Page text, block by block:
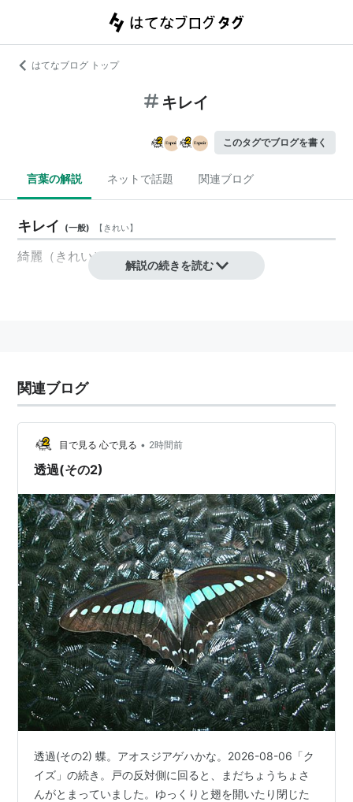
はてなブログ トップ
キレイ
このタグでブログを書く
言葉の解説 ネットで話題 関連ブログ
キレイ (一般) 【きれい】
綺麗（きれい）。
解説の続きを読む
関連ブログ
目で見る 心で見る • 2時間前
透過(その2)
透過(その2) 蝶。アオスジアゲハかな。2026-08-06「ク
イズ」の続き。戸の反対側に回ると、まだちょうちょさ
んがとまっていました。ゆっくりと翅を開いたり閉じた